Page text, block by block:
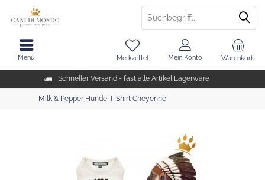
Schneller Versand - fast alle Artikel Lagerware
Warenkorb
Merkzettel Mein Konto
Menü
Milk & Pepper Hunde-T-Shirt Cheyenne